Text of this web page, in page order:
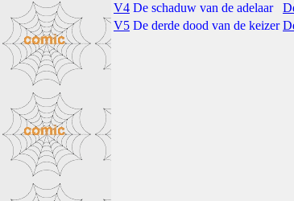
V4 De schaduw van de adelaar
V5 De derde dood van de keizer